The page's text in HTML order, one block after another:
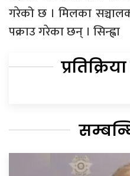
गरेको छ । मिलका
पक्राउ गरेका छन् । सिन्ह्वा